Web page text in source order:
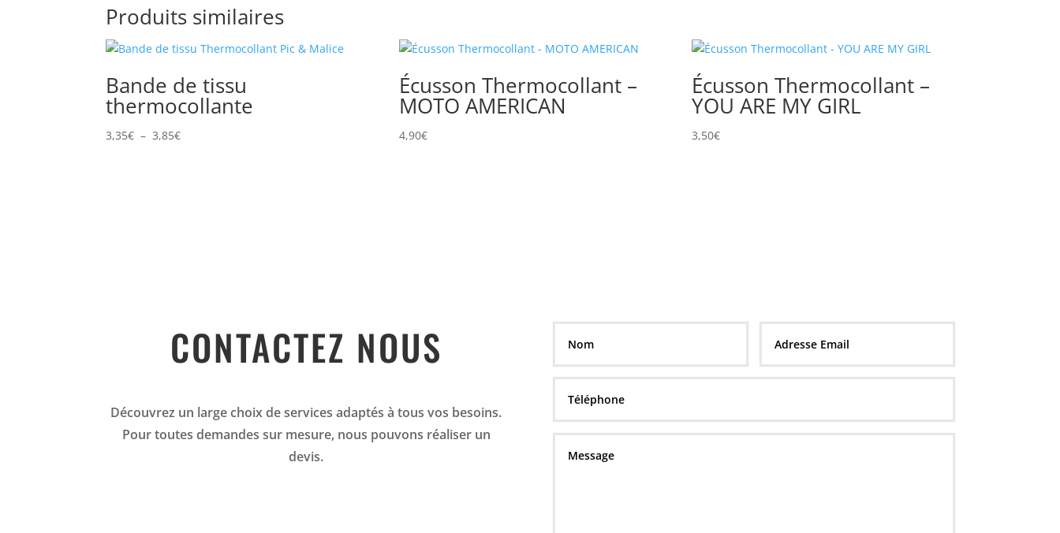
Produits similaires
Bande de tissu
thermocollante
3,35€ – 3,85€Plage
Écusson Thermocollant –
MOTO AMERICAN
4,90€
Écusson Thermocollant –
YOU ARE MY GIRL
3,50€
CONTACTEZ NOUS
Découvrez un large choix de services adaptés à tous vos besoins.
Pour toutes demandes sur mesure, nous pouvons réaliser un
devis.